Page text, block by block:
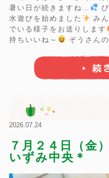
暑い日が続きますね…
水遊びを始めました
み
でいる様子をお送りします
持ちいいね～
ぞうさん
を注いで… 二人で仲良く協
かな…？ ...
2026.07.24
７月２４日（金
いずみ中央＊